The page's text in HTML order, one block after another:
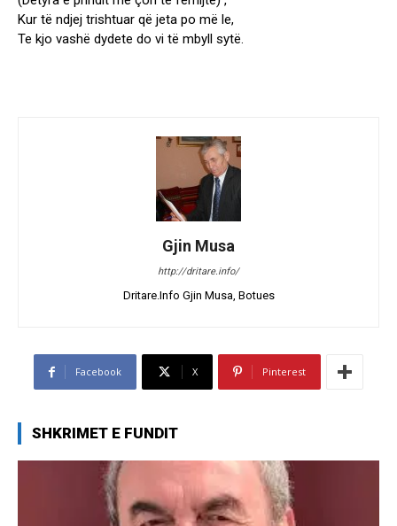
Kur të ndjej trishtuar që jeta po më le,
Te kjo vashë dydete do vi të mbyll sytë.
Gjin Musa
http://dritare.info/
Dritare.Info Gjin Musa, Botues
Facebook X Pinterest
SHKRIMET E FUNDIT